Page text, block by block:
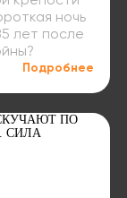
ночь
лет после
Подробнее